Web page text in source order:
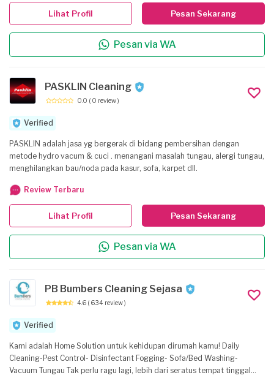
perawatan rutin kasur sofa gorden , dengan memakai mesin
hydrovacum khusus untuk kasur sofa dan soft furnitur lain nya untuk
membasmi tungau kasur debu dan bakteri lain nya yang berada di kasur
Pesan Sekarang
Pesan via WA
Lihat Profil
PASKLIN Cleaning
0.0 ( 0 review )
Verified
PASKLIN adalah jasa yg bergerak di bidang pembersihan dengan
metode hydro vacum & cuci . menangani masalah tungau, alergi tungau,
menghilangkan bau/noda pada kasur, sofa, karpet dll.
Review Terbaru
Pesan Sekarang
Pesan via WA
Lihat Profil
PB Bumbers Cleaning Sejasa
4.6 ( 634 review )
Verified
Kami adalah Home Solution untuk kehidupan dirumah kamu! Daily
Cleaning-Pest Control- Disinfectant Fogging- Sofa/Bed Washing-
Vacuum Tungau Tak perlu ragu lagi, lebih dari seratus tempat tinggal